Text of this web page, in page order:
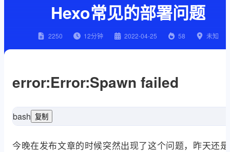
Hexo常见的部署问题
2250 12分钟 2022-04-25 58 未知
error:Error:Spawn failed
bash 复制
今晚在发布文章的时候突然出现了这个问题，昨天还是